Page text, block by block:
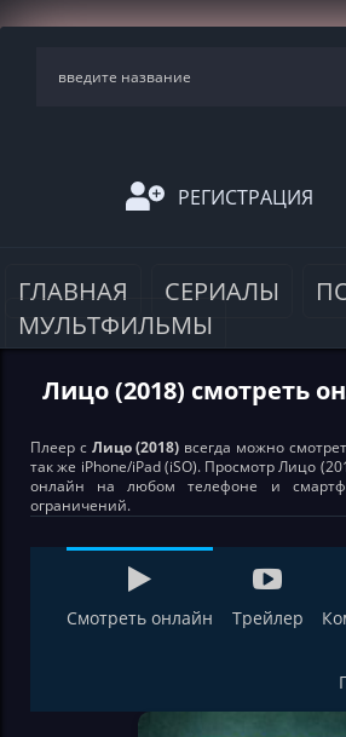
РЕГИСТРАЦИЯ
ГЛАВНАЯ СЕРИАЛЫ
МУЛЬТФИЛЬМЫ
Лицо (2018) смотреть
Плеер с Лицо (2018) всегда можно
так же iPhone/iPad (iSO). Просмотр Лицо
онлайн на любом телефоне и
ограничений.
Смотреть онлайн Трейлер